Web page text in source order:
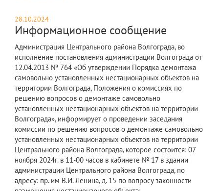
28.10.2024
Информационное сообщение
Администрация Центрального района Волгограда, во
исполнение постановления администрации Волгограда от
12.04.2013 № 764 «Об утверждении Порядка демонтажа
самовольно установленных нестационарных объектов на
территории Волгограда, Положения о комиссиях по
решению вопросов о демонтаже самовольно
установленных нестационарных объектов на территории
Волгограда», информирует о проведении заседания
комиссии по решению вопросов о демонтаже самовольно
установленных нестационарных объектов на территории
Центрального района Волгограда, которое состоится: 07
ноября 2024г. в 11-00 часов в кабинете № 17 в здании
администрации Центрального района Волгограда, по
адресу: пр. им В.И. Ленина, д. 15 по вопросу законности